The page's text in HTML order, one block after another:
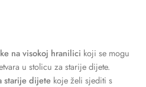
na visokoj hranilici koji se mogu
u stolicu za starije dijete.
starije dijetekoje želi sjediti s